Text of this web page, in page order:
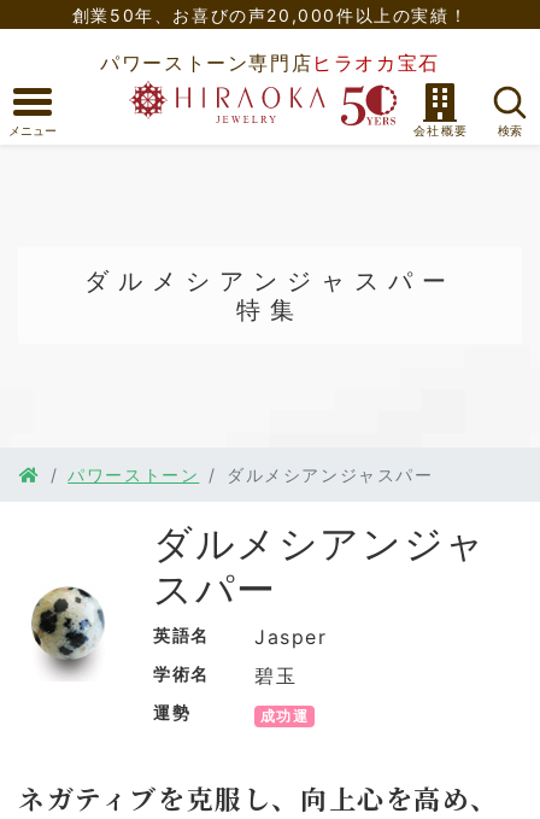
創業50年、 お喜びの声20,000件以上の実績！
パワーストーン専門店 ヒラオカ宝石
ダルメシアンジャスパー
特集
パワーストーン ダルメシアンジャスパー
ダルメシアンジャ
スパー
英語名 Jasper
学術名 碧玉
運勢 成功運
ネガティブを克服し、向上心を高め、